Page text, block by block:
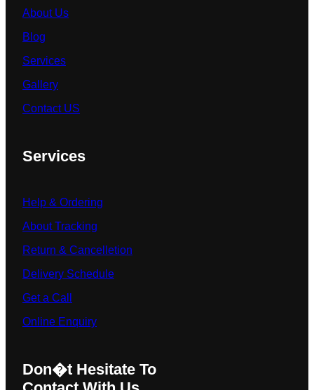
About Us
Blog
Services
Gallery
Contact US
Services
Help & Ordering
About Tracking
Return & Cancelletion
Delivery Schedule
Get a Call
Online Enquiry
Don�t Hesitate To